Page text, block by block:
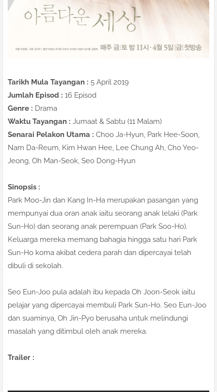
Tarikh Mula Tayangan : 5 April 2019
Jumlah Episod : 16 Episod
Genre : Drama
Waktu Tayangan : Jumaat & Sabtu (11 Malam)
Senarai Pelakon Utama : Choo Ja-Hyun, Park Hee-Soon,
Nam Da-Reum, Kim Hwan Hee, Lee Chung Ah, Cho Yeo-
Jeong, Oh Man-Seok, Seo Dong-Hyun
Sinopsis :
Park Moo-Jin dan Kang In-Ha merupakan pasangan yang
mempunyai dua oran anak iaitu seorang anak lelaki (Park
Sun-Ho) dan seorang anak perempuan (Park Soo-Ho).
Keluarga mereka memang bahagia hingga satu hari Park
Sun-Ho koma akibat cedera parah dan dipercayai telah
dibuli di sekolah.
Seo Eun-Joo pula adalah ibu kepada Oh Joon-Seok iaitu
pelajar yang dipercayai membuli Park Sun-Ho. Seo Eun-Joo
dan suaminya, Oh Jin-Pyo berusaha untuk melindungi
masalah yang ditimbul oleh anak mereka.
Trailer :